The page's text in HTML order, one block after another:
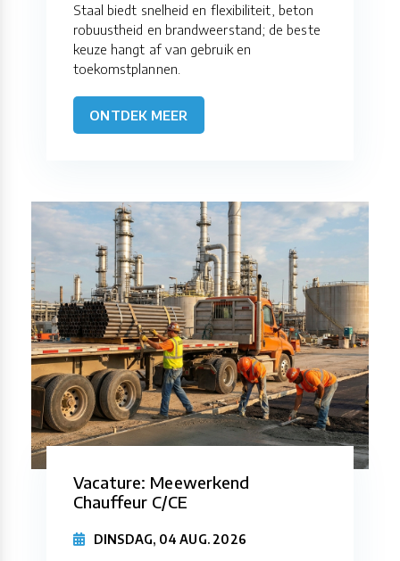
Staal biedt snelheid en flexibiliteit, beton
robuustheid en brandweerstand; de beste
keuze hangt af van gebruik en
toekomstplannen.
ONTDEK MEER
Vacature: Meewerkend
Chauffeur C/CE
DINSDAG, 04 AUG. 2026